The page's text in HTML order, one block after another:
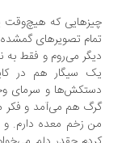
که هیچ‌وقت یادم
تصویر‌های گمشده‌ام
می‌روم و فقط به نوع
سیگار هم در کاپشنم
و سرمای وحشتناک
هم می‌آمد و فکر
زخم معده دارم. و وقتی